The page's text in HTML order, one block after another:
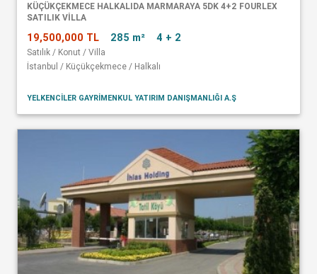
KÜÇÜKÇEKMECE HALKALIDA MARMARAYA 5DK 4+2 FOURLEX
SATILIK VİLLA
19,500,000 TL 285 m² 4 + 2
Satılık / Konut / Villa
İstanbul / Küçükçekmece / Halkalı
YELKENCİLER GAYRİMENKUL YATIRIM DANIŞMANLIĞI A.Ş